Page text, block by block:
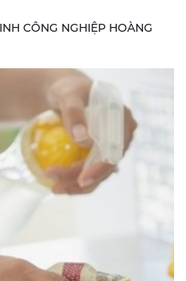
CÔNG NGHIỆP HOÀNG